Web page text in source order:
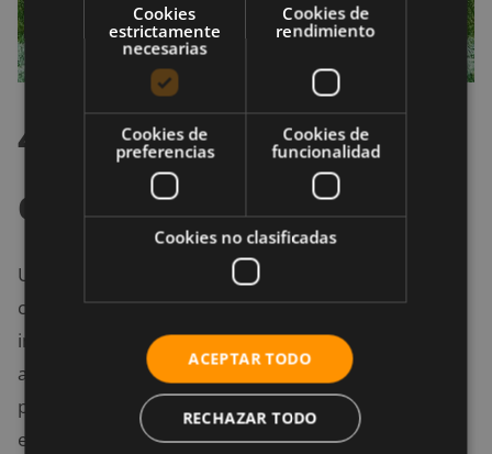
4. Varía los ejercicios
continuamente
Una forma de contagiarte del ejercicio, es ir variando
cada cierto tiempo tu actividad física. Si te cansas, es
importante que tomes en cuenta esto y cambiar de
aires: hacer ejercicios diferentes nunca te
perjudicará, al contrario, te fortalecerá. Por eso ten
en cuenta esta alternativa para seguir adelante con
Cookies
estrictamente
necesarias
Cookies de
rendimiento
Cookies de
preferencias
Cookies de
funcionalidad
Cookies no clasificadas
ACEPTAR TODO
RECHAZAR TODO